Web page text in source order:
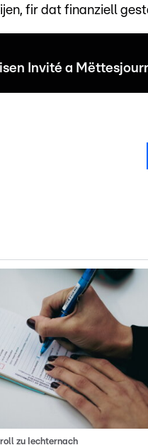
fir dat finanziell
Invité a
zu Iechternach